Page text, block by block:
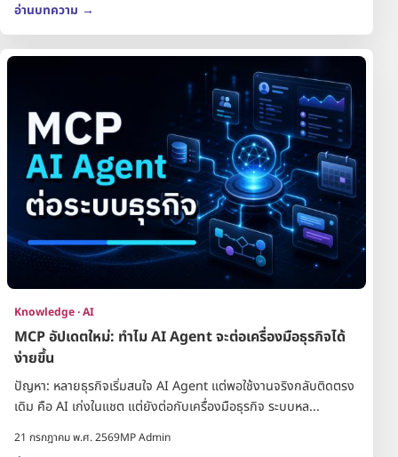
อ่านบทความ →
Knowledge · AI
MCP อัปเดตใหม่: ทำไม AI Agent จะต่อเครื่องมือธุรกิจได้
ง่ายขึ้น
ปัญหา: หลายธุรกิจเริ่มสนใจ AI Agent แต่พอใช้งานจริงกลับติดตรง
เดิม คือ AI เก่งในแชต แต่ยังต่อกับเครื่องมือธุรกิจ ระบบหล...
21 กรกฎาคม พ.ศ. 2569MP Admin